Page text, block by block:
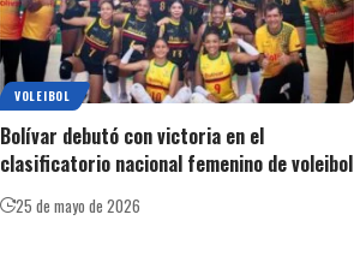
VOLEIBOL
Bolívar debutó con victoria en el
clasificatorio nacional femenino de voleibol
25 de mayo de 2026